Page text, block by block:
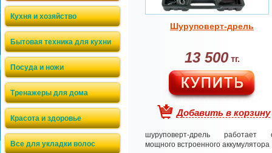
Кухня и хозяйство
Бытовая техника для кухни
Посуда и ножи
Тренажеры для дома
Красота и здоровье
Все для укладки волос
Шуруповерт-дрель
13 500тг.
Добавить в корзину
шуруповерт-дрель работает
мощного встроенного аккумулятора